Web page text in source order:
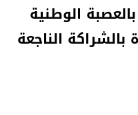
الوطنية
بالشراكة الناجعة